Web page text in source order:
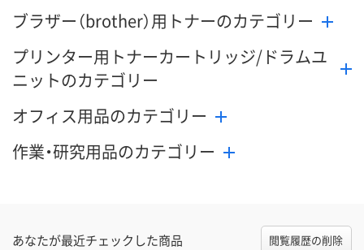
ブラザー（brother）用トナーのカテゴリー
プリンター用トナーカートリッジ/ドラムユ
ニットのカテゴリー
オフィス用品のカテゴリー
作業・研究用品のカテゴリー
あなたが最近チェックした商品 閲覧履歴の削除